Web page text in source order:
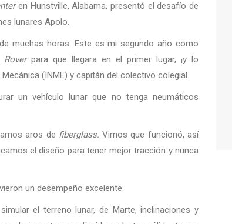
en Hunstville, Alabama, presentó el desafío de
lunares Apolo.
muchas horas. Este es mi segundo año como
Roverpara que llegara en el primer lugar, ¡y lo
(INME) y capitán del colectivo colegial.
un vehículo lunar que no tenga neumáticos
aros de fiberglass.Vimos que funcionó, así
el diseño para tener mejor tracción y nunca
un desempeño excelente.
el terreno lunar, de Marte, inclinaciones y